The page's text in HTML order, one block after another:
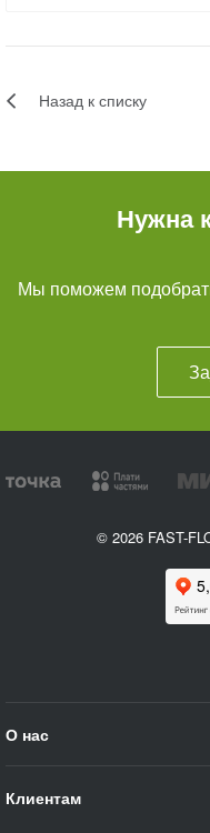
Назад к списку
Нужна
Мы поможем
© 2026 FAST-
О нас
Клиентам